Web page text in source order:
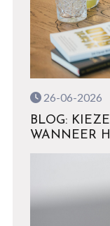
26-06-2026
BLOG:
WANNEER